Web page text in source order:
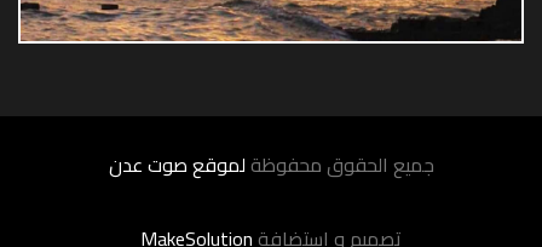
جميع الحقوق محفوظة لموقع صوت عدن
تصميم و إستضافة MakeSolution